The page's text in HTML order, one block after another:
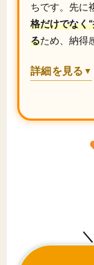
ちです。先に
格だけでなく
るため、納得
詳細を見る ▼